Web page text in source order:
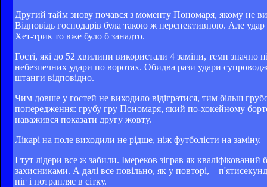
Другий тайм знову почався з моменту Пономаря, якому не
Відповідь господарів була такою ж перспективною. Але
Хет-трик то вже було б занадто.
Гості, які до 52 хвилини використали 4 заміни, темп
небезпечних удари по воротах. Обидва рази удари
штанги відповідно.
Чим довше у гостей не виходило відігратися, тим більш
попередження: грубу гру Пономаря, який по-хокейному
наважився показати другу жовту.
Лікарі на поле виходили не рідше, ніж футболісти на заміну.
І тут лідери все ж забили. Імереков зіграв як
захисниками. А далі все повільно, як у повторі, –
ніг і потрапляє в сітку.